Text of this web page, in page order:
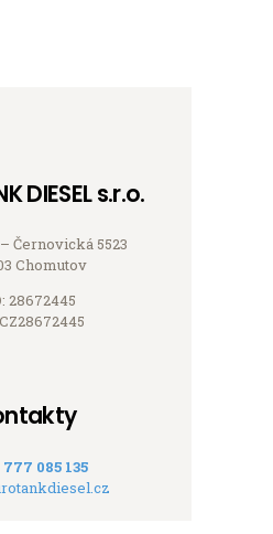
DIESEL s.r.o.
Černovická 5523
Chomutov
28672445
777 085 135